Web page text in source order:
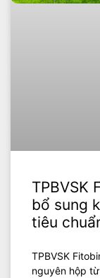
TPBVSK
bổ sung
tiêu
TPBVSK
nguyên hộp